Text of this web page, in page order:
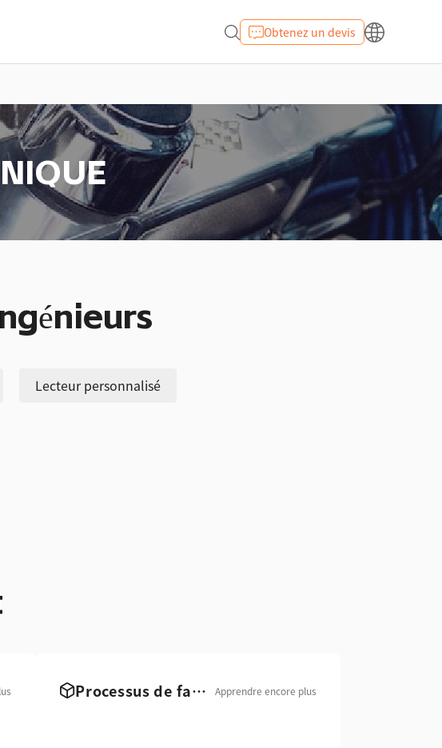
Obtenez un devis
Lecteur personnalisé
Processus de fabrication Apprendre encore plus